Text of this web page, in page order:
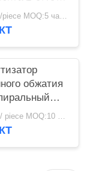
цены
с Nano
USD 10-17/piece MOQ:5 частей
обжатия
твердый
и вниз
USD 16-18/ piece MOQ:10 частей